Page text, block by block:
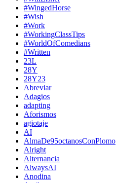
#WingedHorse
#Wish
#Work
#WorkingClassTips
#WorldOfComedians
#Written
23L
28Y
28Y23
Abreviar
Adagios
adapting
Aforismos
agiotaje
AI
AlmaDe95octanosConPlomo
Alright
Alternancia
AlwaysAI
Anodina